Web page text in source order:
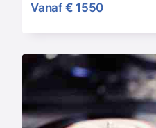
Vanaf € 1550